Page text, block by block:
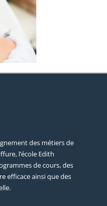
des métiers de
l’école Edith
de cours, des
efficace ainsi que des